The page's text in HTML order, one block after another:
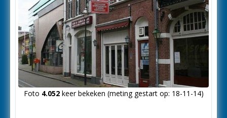
Foto 4.052keer bekeken (meting gestart op: 18-11-14)